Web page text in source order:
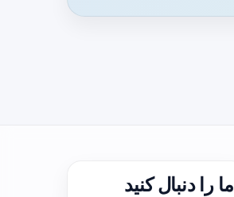
ما را دنبال کنید